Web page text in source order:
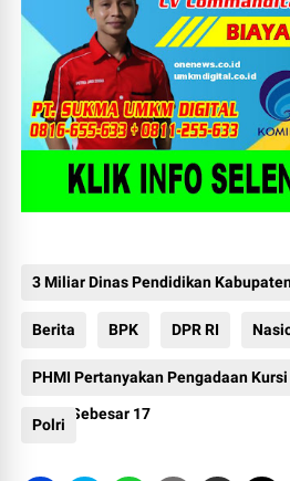
3 Miliar Dinas Pendidikan
Berita BPK DPR RI
PHMI Pertanyakan Pengadaan
2024 Sebesar 17
Polri